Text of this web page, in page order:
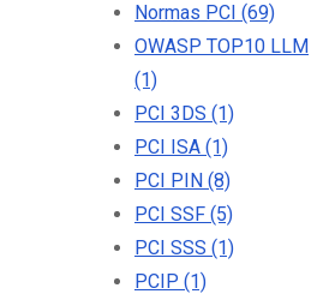
Normas PCI (69)
OWASP TOP10 LLM
(1)
PCI 3DS (1)
PCI ISA (1)
PCI PIN (8)
PCI SSF (5)
PCI SSS (1)
PCIP (1)